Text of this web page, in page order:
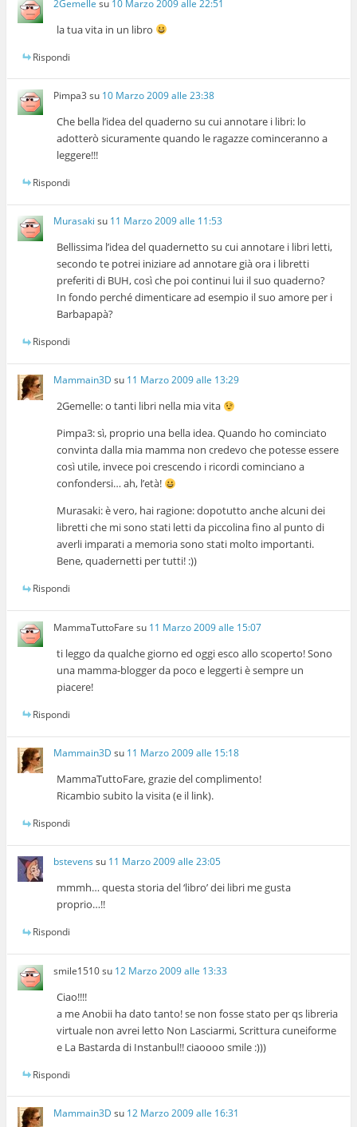
2Gemelle su 10 Marzo 2009 alle 22:51
la tua vita in un libro
Rispondi
Pimpa3 su 10 Marzo 2009 alle 23:38
Che bella l’idea del quaderno su cui annotare i libri: lo
adotterò sicuramente quando le ragazze cominceranno a
leggere!!!
Rispondi
Murasaki su 11 Marzo 2009 alle 11:53
Bellissima l’idea del quadernetto su cui annotare i libri letti,
secondo te potrei iniziare ad annotare già ora i libretti
preferiti di BUH, così che poi continui lui il suo quaderno?
In fondo perché dimenticare ad esempio il suo amore per i
Barbapapà?
Rispondi
Mammain3D su 11 Marzo 2009 alle 13:29
2Gemelle: o tanti libri nella mia vita
Pimpa3: sì, proprio una bella idea. Quando ho cominciato
convinta dalla mia mamma non credevo che potesse essere
così utile, invece poi crescendo i ricordi cominciano a
confondersi… ah, l’età!
Murasaki: è vero, hai ragione: dopotutto anche alcuni dei
libretti che mi sono stati letti da piccolina fino al punto di
averli imparati a memoria sono stati molto importanti.
Bene, quadernetti per tutti! :))
Rispondi
MammaTuttoFare su 11 Marzo 2009 alle 15:07
ti leggo da qualche giorno ed oggi esco allo scoperto! Sono
una mamma-blogger da poco e leggerti è sempre un
piacere!
Rispondi
Mammain3D su 11 Marzo 2009 alle 15:18
MammaTuttoFare, grazie del complimento!
Ricambio subito la visita (e il link).
Rispondi
bstevens su 11 Marzo 2009 alle 23:05
mmmh… questa storia del ‘libro’ dei libri me gusta
proprio…!!
Rispondi
smile1510su 12 Marzo 2009 alle 13:33
Ciao!!!!
a me Anobii ha dato tanto! se non fosse stato per qs libreria
virtuale non avrei letto Non Lasciarmi, Scrittura cuneiforme
e La Bastarda di Instanbul!! ciaoooo smile :)))
Rispondi
Mammain3D su 12 Marzo 2009 alle 16:31